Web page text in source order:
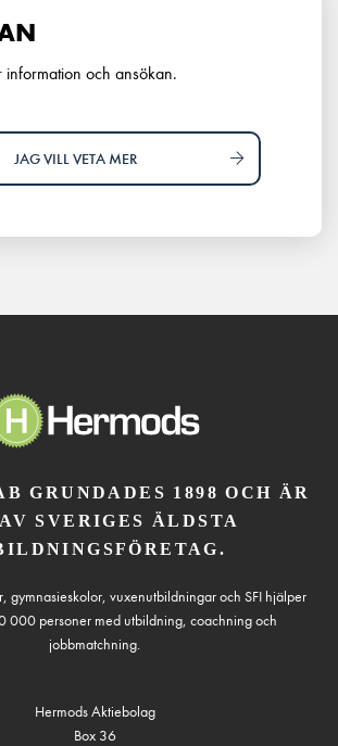
information och ansökan.
JAG VILL VETA MER
GRUNDADES 1898 OCH ÄR
SVERIGES ÄLDSTA
gymnasieskolor, vuxenutbildningar och SFI hjälper
000 personer med utbildning, coachning och
jobbmatchning.
Hermods Aktiebolag
Box 36